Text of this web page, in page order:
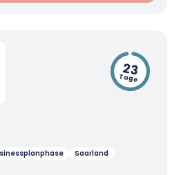
23
Tage
Saarland